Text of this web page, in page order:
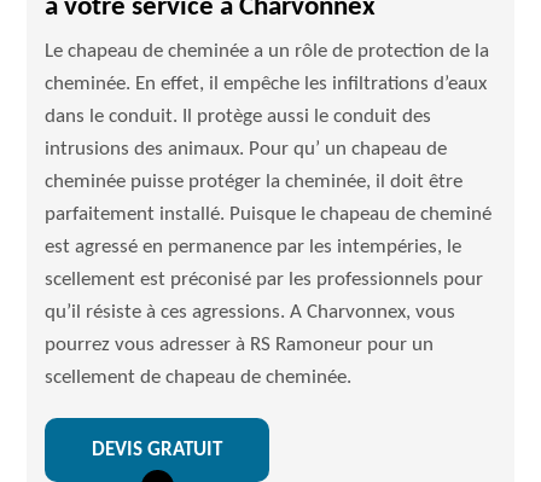
à votre service à Charvonnex
Le chapeau de cheminée a un rôle de protection de la
cheminée. En effet, il empêche les infiltrations d’eaux
dans le conduit. Il protège aussi le conduit des
intrusions des animaux. Pour qu’ un chapeau de
cheminée puisse protéger la cheminée, il doit être
parfaitement installé. Puisque le chapeau de cheminé
est agressé en permanence par les intempéries, le
scellement est préconisé par les professionnels pour
qu’il résiste à ces agressions. A Charvonnex, vous
pourrez vous adresser à RS Ramoneur pour un
scellement de chapeau de cheminée.
DEVIS GRATUIT